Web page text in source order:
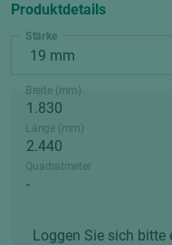
Produktdetails
Stärke
Breite (mm)
Länge (mm)
Quadratmeter
Loggen Sie sich bitte